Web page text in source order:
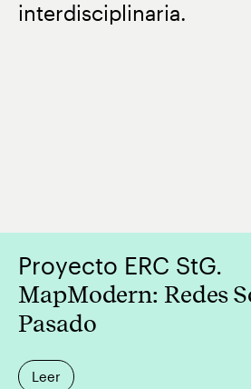
interdisciplinaria.
Proyecto ERC StG.
MapModern: Redes
Pasado
Leer